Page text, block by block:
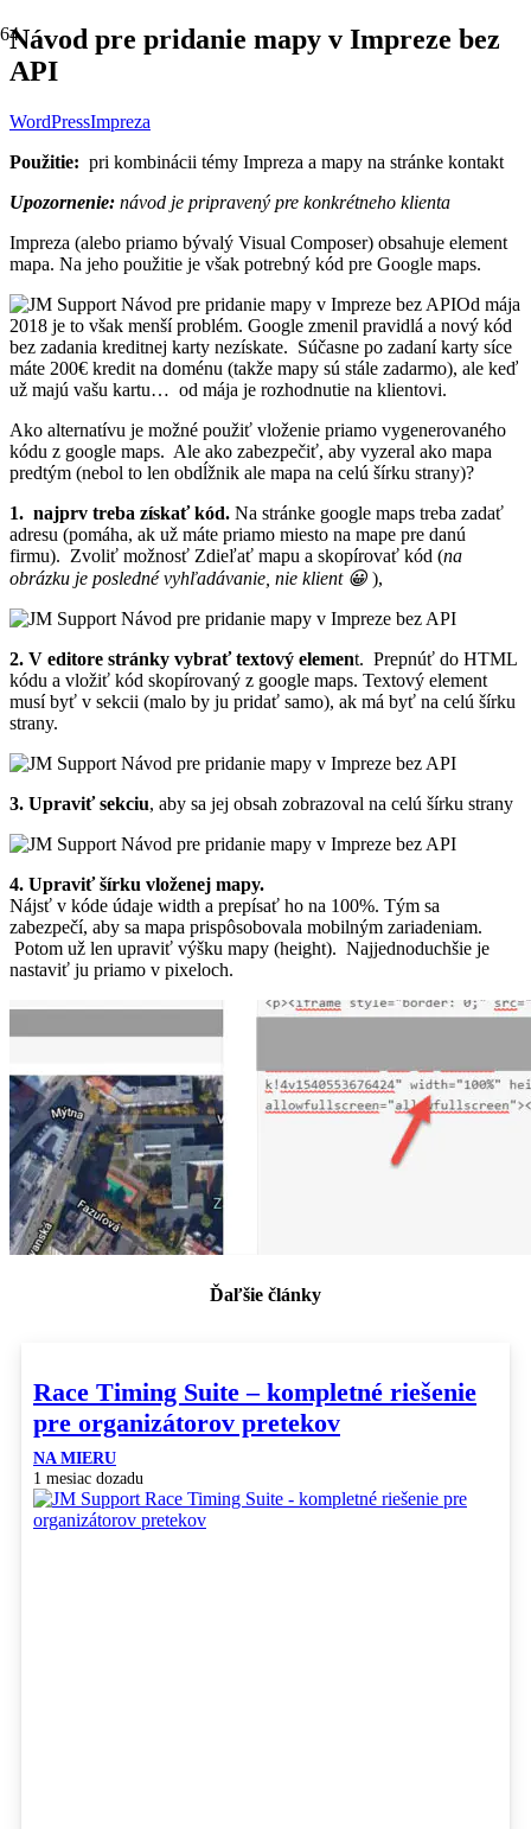
Návod pre pridanie mapy v Impreze bez
API
WordPressImpreza
Použitie: pri kombinácii témy Impreza a mapy na stránke kontakt
Upozornenie: návod je pripravený pre konkrétneho klienta
Impreza (alebo priamo bývalý Visual Composer) obsahuje element
mapa. Na jeho použitie je však potrebný kód pre Google maps.
Od mája
2018 je to však menší problém. Google zmenil pravidlá a nový kód
bez zadania kreditnej karty nezískate. Súčasne po zadaní karty síce
máte 200€ kredit na doménu (takže mapy sú stále zadarmo), ale keď
už majú vašu kartu… od mája je rozhodnutie na klientovi.
Ako alternatívu je možné použiť vloženie priamo vygenerovaného
kódu z google maps. Ale ako zabezpečiť, aby vyzeral ako mapa
predtým (nebol to len obdĺžnik ale mapa na celú šírku strany)?
1. najprv treba získať kód. Na stránke google maps treba zadať
adresu (pomáha, ak už máte priamo miesto na mape pre danú
firmu). Zvoliť možnosť Zdieľať mapu a skopírovať kód (na
obrázku je posledné vyhľadávanie, nie klient 😀 ),
2. V editore stránky vybrať textový element. Prepnúť do HTML
kódu a vložiť kód skopírovaný z google maps. Textový element
musí byť v sekcii (malo by ju pridať samo), ak má byť na celú šírku
strany.
3. Upraviť sekciu, aby sa jej obsah zobrazoval na celú šírku strany
4. Upraviť šírku vloženej mapy.
Nájsť v kóde údaje width a prepísať ho na 100%. Tým sa
zabezpečí, aby sa mapa prispôsobovala mobilným zariadeniam.
Potom už len upraviť výšku mapy (height). Najjednoduchšie je
nastaviť ju priamo v pixeloch.
Ďaľšie články
Race Timing Suite – kompletné riešenie
pre organizátorov pretekov
NA MIERU
1 mesiac dozadu